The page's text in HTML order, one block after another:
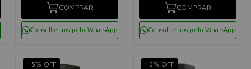
COMPRAR
Consulte-nos pelo WhatsApp
COMPRAR
Consulte-nos pelo WhatsApp
15% OFF 10% OFF